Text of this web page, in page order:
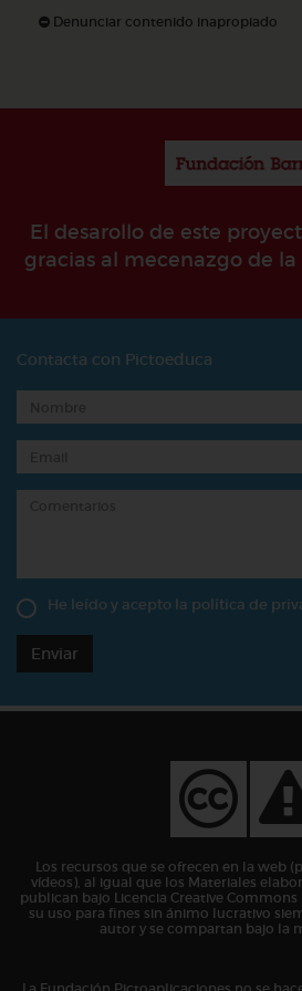
Denunciar contenido inapropiado
El desarollo de este
gracias al mecenazgo de
Contacta con Pictoeduca
He leído y acepto la política de
Enviar
Los recursos que se ofrecen en la web
vídeos), al igual que los Materiales
publican bajo Licencia Creative Commons
su uso para fines sin ánimo lucrativo
autor y se compartan bajo la